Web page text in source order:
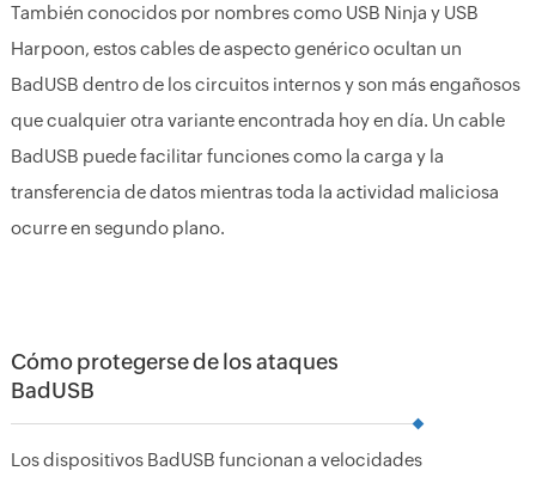
También conocidos por nombres como USB Ninja y USB
Harpoon, estos cables de aspecto genérico ocultan un
BadUSB dentro de los circuitos internos y son más engañosos
que cualquier otra variante encontrada hoy en día. Un cable
BadUSB puede facilitar funciones como la carga y la
transferencia de datos mientras toda la actividad maliciosa
ocurre en segundo plano.
Cómo protegerse de los ataques
BadUSB
Los dispositivos BadUSB funcionan a velocidades